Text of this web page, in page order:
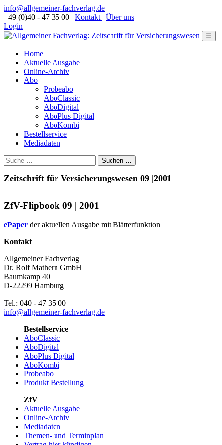
info@allgemeiner-fachverlag.de
+49 (0)40 - 47 35 00 | Kontakt | Über uns
Login
☰
Home
Aktuelle Ausgabe
Online-Archiv
Abo
Probeabo
AboClassic
AboDigital
AboPlus Digital
AboKombi
Bestellservice
Mediadaten
Zeitschrift für Versicherungswesen 09 |2001
ZfV-Flipbook 09 | 2001
ePaper der aktuellen Ausgabe mit Blätterfunktion
Kontakt
Allgemeiner Fachverlag
Dr. Rolf Mathern GmbH
Baumkamp 40
D-22299 Hamburg
Tel.: 040 - 47 35 00
info@allgemeiner-fachverlag.de
Bestellservice
AboClassic
AboDigital
AboPlus Digital
AboKombi
Probeabo
Produkt Bestellung
ZfV
Aktuelle Ausgabe
Online-Archiv
Mediadaten
Themen- und Terminplan